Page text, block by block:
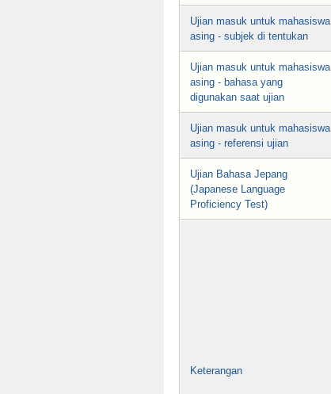
Ujian masuk untuk mahasiswa
asing - subjek di tentukan
Ujian masuk untuk mahasiswa
asing - bahasa yang
digunakan saat ujian
Ujian masuk untuk mahasiswa
asing - referensi ujian
Ujian Bahasa Jepang
(Japanese Language
Proficiency Test)
Keterangan